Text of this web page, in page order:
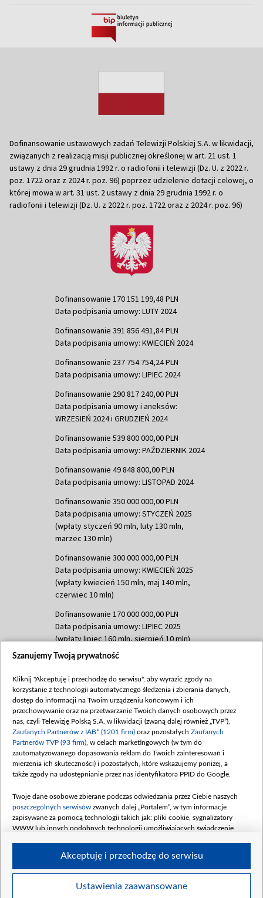
Dofinansowanie ustawowych zadań Telewizji Polskiej S.A. w likwidacji,
związanych z realizacją misji publicznej określonej w art. 21 ust. 1
ustawy z dnia 29 grudnia 1992 r. o radiofonii i telewizji (Dz. U. z 2022 r.
poz. 1722 oraz z 2024 r. poz. 96) poprzez udzielenie dotacji celowej, o
której mowa w art. 31 ust. 2 ustawy z dnia 29 grudnia 1992 r. o
radiofonii i telewizji (Dz. U. z 2022 r. poz. 1722 oraz z 2024 r. poz. 96)
Dofinansowanie 170 151 199,48 PLN
Data podpisania umowy: LUTY 2024
Dofinansowanie 391 856 491,84 PLN
Data podpisania umowy: KWIECIEŃ 2024
Dofinansowanie 237 754 754,24 PLN
Data podpisania umowy: LIPIEC 2024
Dofinansowanie 290 817 240,00 PLN
Data podpisania umowy i aneksów:
WRZESIEŃ 2024 i GRUDZIEŃ 2024
Dofinansowanie 539 800 000,00 PLN
Data podpisania umowy: PAŹDZIERNIK 2024
Dofinansowanie 49 848 800,00 PLN
Data podpisania umowy: LISTOPAD 2024
Dofinansowanie 350 000 000,00 PLN
Data podpisania umowy: STYCZEŃ 2025
(wpłaty styczeń 90 mln, luty 130 mln,
marzec 130 mln)
Dofinansowanie 300 000 000,00 PLN
Data podpisania umowy: KWIECIEŃ 2025
(wpłaty kwiecień 150 mln, maj 140 mln,
czerwiec 10 mln)
Dofinansowanie 170 000 000,00 PLN
Data podpisania umowy: LIPIEC 2025
(wpłaty lipiec 160 mln, sierpień 10 mln)
Dofinansowanie 60 000 000,00 PLN
(wpłata wrzesień 60 mln)
Dofinansowanie 635 783 051,21 PLN
Data podpisania umowy: WRZESIEŃ 2025
(wpłata wrzesień 100 mln, październik 350
mln, listopad 265 mln)
Dofinansowanie 48 862 000,00 PLN
Data podpisania umowy: GRUDZIEŃ 2025
Dofinansowanie 900 000 000,00 PLN
Data podpisania umowy: LUTY 2026 (wpłata
26 lutego 80 mln, 4 marca 370 mln,8
czerwca 90 mln)
Szanujemy Twoją prywatność
Kliknij "Akceptuję i przechodzę do serwisu", aby wyrazić zgody na
korzystanie z technologii automatycznego śledzenia i zbierania danych,
dostęp do informacji na Twoim urządzeniu końcowym i ich
przechowywanie oraz na przetwarzanie Twoich danych osobowych przez
nas, czyli Telewizję Polską S.A. w likwidacji (zwaną dalej również „TVP”),
Zaufanych Partnerów z IAB* (1201 firm) oraz pozostałych Zaufanych
Partnerów TVP (93 firm) , w celach marketingowych (w tym do
zautomatyzowanego dopasowania reklam do Twoich zainteresowań i
mierzenia ich skuteczności) i pozostałych, które wskazujemy poniżej, a
także zgody na udostępnianie przez nas identyfikatora PPID do Google.
Twoje dane osobowe zbierane podczas odwiedzania przez Ciebie naszych
poszczególnych serwisów zwanych dalej „Portalem”, w tym informacje
zapisywane za pomocą technologii takich jak: pliki cookie, sygnalizatory
WWW lub innych podobnych technologii umożliwiających świadczenie
Twoje dane osobowe zbierane podczas odwiedzania przez Ciebie
Ustawienia zaawansowane
Akceptuję i przechodzę do serwisu